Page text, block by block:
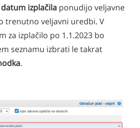
datum izplačila ponudijo veljavne
trenutno veljavni uredbi. V
za izplačilo po 1.1.2023 bo
seznamu izbrati le takrat
.